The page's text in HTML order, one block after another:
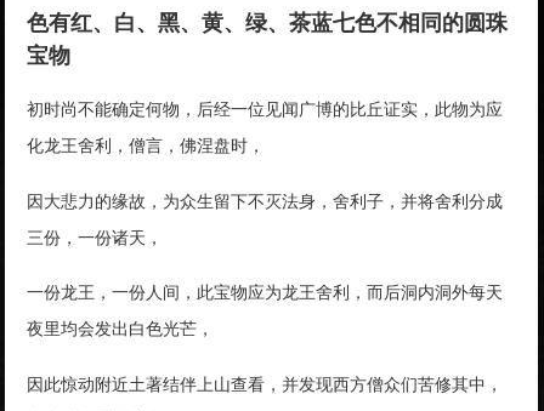
色有红、白、黑、黄、绿、茶蓝七色不相同的圆珠
宝物
初时尚不能确定何物，后经一位见闻广博的比丘证实，此物为应
化龙王舍利，僧言，佛涅盘时，
因大悲力的缘故，为众生留下不灭法身，舍利子，并将舍利分成
三份，一份诸天，
一份龙王，一份人间，此宝物应为龙王舍利，而后洞内洞外每天
夜里均会发出白色光芒，
因此惊动附近土著结伴上山查看，并发现西方僧众们苦修其中，